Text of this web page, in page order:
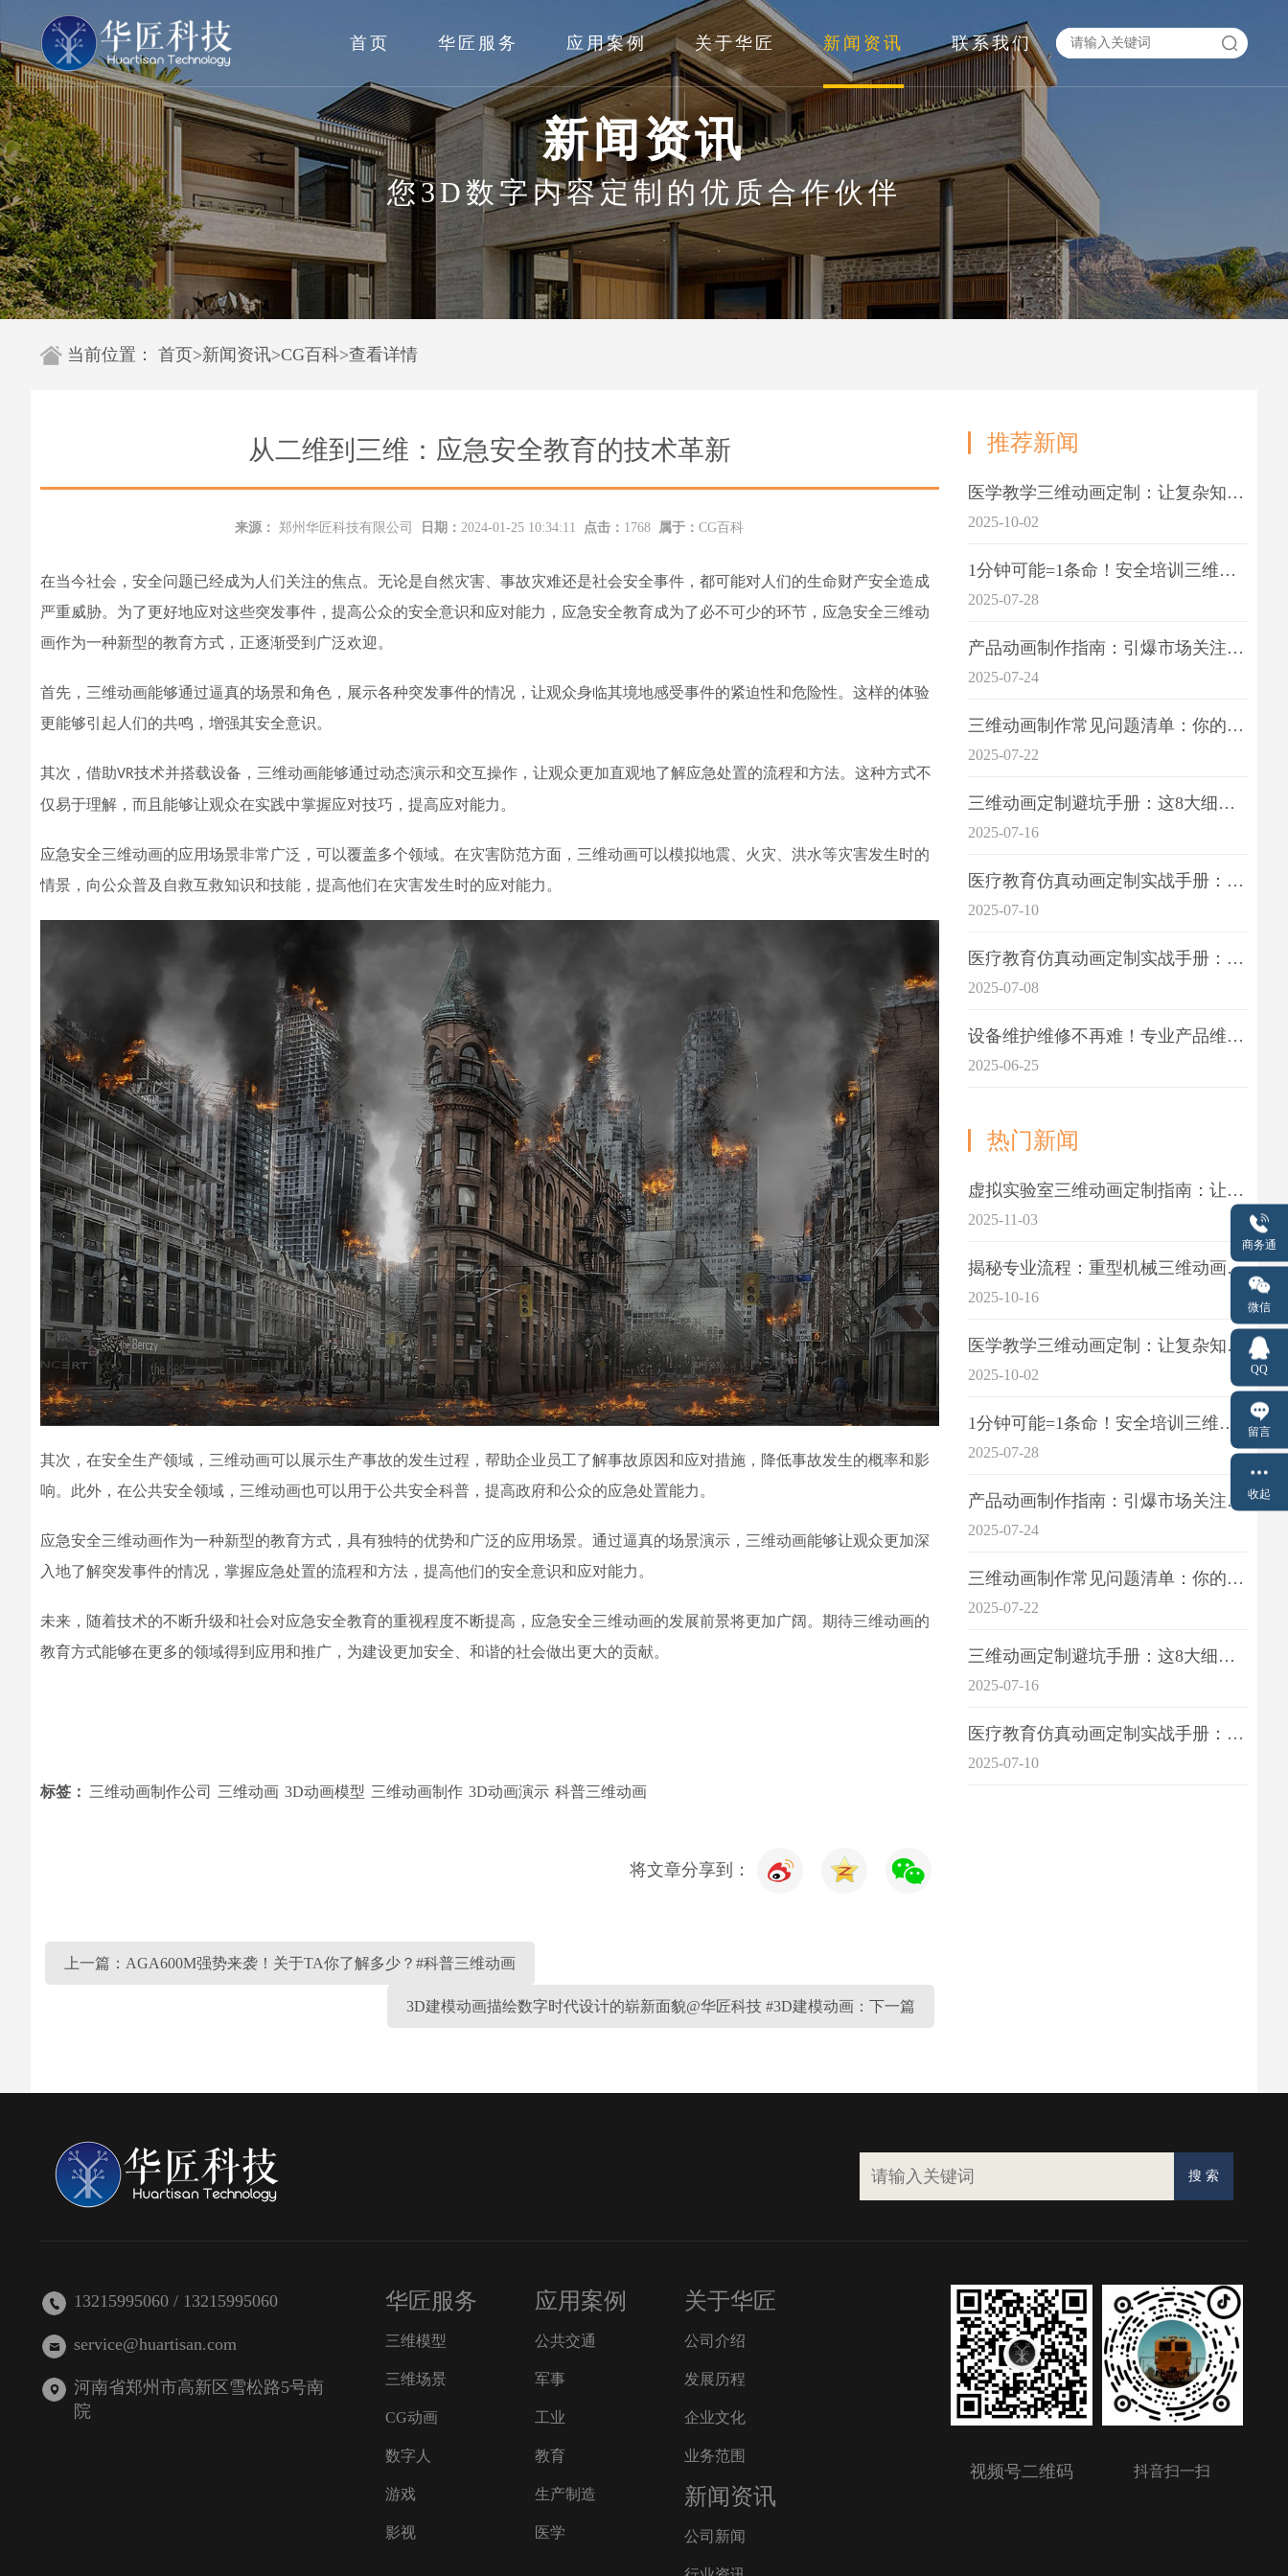
首页 华匠服务 应用案例 关于华匠 新闻资讯 联系我们
新闻资讯
您3D数字内容定制的优质合作伙伴
当前位置： 首页>新闻资讯>CG百科>查看详情
从二维到三维：应急安全教育的技术革新
来源： 郑州华匠科技有限公司 日期：2024-01-25 10:34:11 点击： 1768 属于：CG百科
在当今社会，安全问题已经成为人们关注的焦点。无论是自然灾害、事故灾难还是社会安全事件，都可能对人们的生命财产安全造成
严重威胁。为了更好地应对这些突发事件，提高公众的安全意识和应对能力，应急安全教育成为了必不可少的环节 ， 应急安全三维动
画作为一种新型的教育方式，正逐渐受到广泛欢迎。
首先，三维动画能够通过逼真的场景和角色， 展示各种突发事件的情况，让观众身临其境地感受事件的紧迫性和危险性。这样的体验
更能够引起 人们的共鸣，增强其安全意识。
其次， 借助VR技术并搭载设备， 三维动画能够通过动态演示和交互操作，让观众更加直观地了解应急处置的流程和方法。这种方式不
仅易于理解，而且能够让观众在实践中掌握应对技巧，提高应对能力。
应急安全三维动画的应用场景非常广泛，可以覆盖多个领域。在灾害防范方面，三维动画可以模拟地震、火灾、洪水等灾害发生时的
情景，向公众普及自救互救知识和技能，提高他们在灾害发生时的应对能力。
其次，在安全生产领域，三维动画可以 展示生产事故的发生过程，帮助企业员工了解事故原因和应对措施，降低事故发生的概率和影
响。此外，在公共安全领域，三维动画也可以用于公共安全科普， 提高政府和公众的应急处置能力。
应急安全三维动画作为一种新型的教育方式，具有独特的优势和广泛的应用场景。通过逼真的场景演示，三维动画能够让观众更加深
入地了解突发事件的情况，掌握应急处置的流程和方法，提高他们的安全意识和应对能力。
未来，随着技术的不断升级和社会对应急安全教育的重视程度不断提高，应急安全三维动画的发展前景将更加广阔。期待三维动画的
教育方式能够在更多的领域得到应用和推广，为建设更加安全、和谐的社会做出更大的贡献。
标签： 三维动画制作公司 三维动画 3D动画模型 三维动画制作 3D动画演示 科普三维动画
将文章分享到：
上一篇：AGA600M强势来袭！关于TA你了解多少？#科普三维动画
3D建模动画描绘数字时代设计的崭新面貌@华匠科技 #3D建模动画：下一篇
推荐新闻
医学教学三维动画定制：让复杂知识一目了
2025-10-02
1分钟可能=1条命！安全培训三维动画制作成本效益深度拆解
2025-07-28
产品动画制作指南：引爆市场关注的视觉引擎
2025-07-24
三维动画制作常见问题清单：你的项目是否踩中这6大技术雷区？
2025-07-22
三维动画定制避坑手册：这8大细节重点关注
2025-07-16
医疗教育仿真动画定制实战手册：击破传统医学教育7大痛点
2025-07-10
医疗教育仿真动画定制实战手册：解决传统教学的7大痛点
2025-07-08
设备维护维修不再难！专业产品维护三维动画演示定制指南
2025-06-25
热门新闻
虚拟实验室三维动画定制指南：让科学教学更生动
2025-11-03
揭秘专业流程：重型机械三维动画制作的5大关键步骤
2025-10-16
医学教学三维动画定制：让复杂知识一目了
2025-10-02
1分钟可能=1条命！安全培训三维动画制作成本效益深度拆解
2025-07-28
产品动画制作指南：引爆市场关注的视觉引擎
2025-07-24
三维动画制作常见问题清单：你的项目是否踩中这6大技术雷区？
2025-07-22
三维动画定制避坑手册：这8大细节重点关注
2025-07-16
医疗教育仿真动画定制实战手册：击破传统医学教育7大痛点
2025-07-10
13215995060 / 13215995060
service@huartisan.com
河南省郑州市高新区雪松路5号南
院
华匠服务
三维模型
三维场景
CG动画
数字人
游戏
影视
应用案例
公共交通
军事
工业
教育
生产制造
医学
关于华匠
公司介绍
发展历程
企业文化
业务范围
新闻资讯
公司新闻
视频号二维码 抖音扫一扫
商务通
微信
QQ
留言
收起